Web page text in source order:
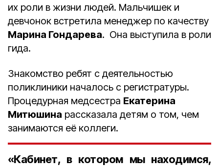
их роли в жизни людей. Мальчишек и
девчонок встретила менеджер по качеству
Марина Гондарева. Она выступила в роли
гида.
Знакомство ребят с деятельностью
поликлиники началось с регистратуры.
Процедурная медсестра Екатерина
Митюшина рассказала детям о том, чем
занимаются её коллеги.
«Кабинет, в котором мы находимся,